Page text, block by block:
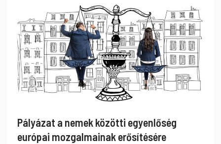
Pályázat a nemek közötti egyenlőség
európai mozgalmainak erősítésére